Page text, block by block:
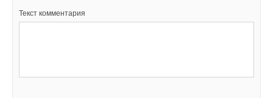
Текст комментария